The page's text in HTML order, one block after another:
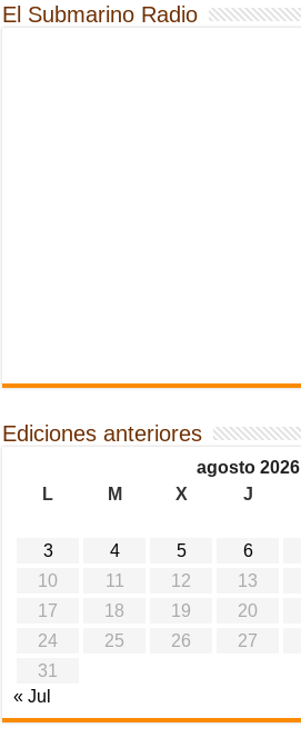
El Submarino Radio
Ediciones anteriores
agosto 2026
L
M X J
3
4 5 6
10
11 12 13
17
18 19 20
24
25 26 27
31
« Jul